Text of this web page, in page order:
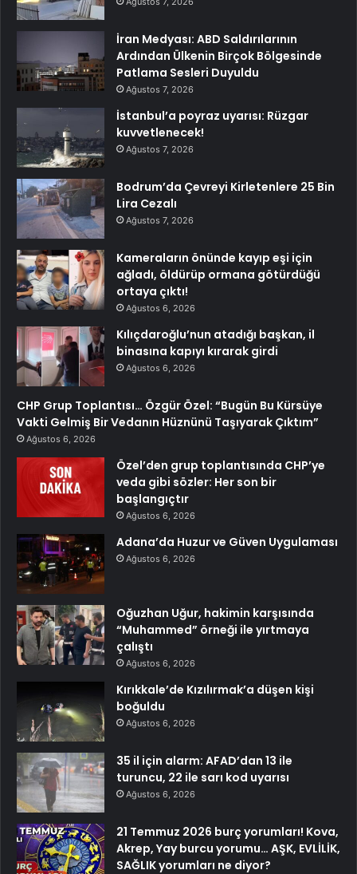
İran Medyası: ABD Saldırılarının
Ardından Ülkenin Birçok Bölgesinde
Patlama Sesleri Duyuldu
Ağustos 7, 2026
İstanbul’a poyraz uyarısı: Rüzgar
kuvvetlenecek!
Ağustos 7, 2026
Bodrum’da Çevreyi Kirletenlere 25 Bin
Lira Cezalı
Ağustos 7, 2026
Kameraların önünde kayıp eşi için
ağladı, öldürüp ormana götürdüğü
ortaya çıktı!
Ağustos 6, 2026
Kılıçdaroğlu’nun atadığı başkan, il
binasına kapıyı kırarak girdi
Ağustos 6, 2026
CHP Grup Toplantısı… Özgür Özel: “Bugün Bu Kürsüye
Vakti Gelmiş Bir Vedanın Hüznünü Taşıyarak Çıktım”
Ağustos 6, 2026
Özel’den grup toplantısında CHP’ye
veda gibi sözler: Her son bir
başlangıçtır
Ağustos 6, 2026
Adana’da Huzur ve Güven Uygulaması
Ağustos 6, 2026
Oğuzhan Uğur, hakimin karşısında
“Muhammed” örneği ile yırtmaya
çalıştı
Ağustos 6, 2026
Kırıkkale’de Kızılırmak’a düşen kişi
boğuldu
Ağustos 6, 2026
35 il için alarm: AFAD’dan 13 ile
turuncu, 22 ile sarı kod uyarısı
Ağustos 6, 2026
21 Temmuz 2026 burç yorumları! Kova,
Akrep, Yay burcu yorumu… AŞK, EVLİLİK,
SAĞLIK yorumları ne diyor?